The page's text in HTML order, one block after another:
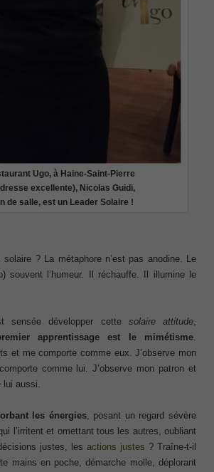
Ugo, à Haine-Saint-Pierre
excellente), Nicolas Guidi,
de salle, est un Leader Solaire !
? La métaphore n’est pas anodine. Le
souvent l’humeur. Il réchauffe. Il illumine le
sensée développer cette solaire attitude,
apprentissage est le mimétisme.
et me comporte comme eux. J’observe mon
comme lui. J’observe mon patron et
lui aussi.
les énergies, posant un regard sévère
l’irritent et omettant tous les autres, oubliant
justes, les actions justes ? Traîne-t-il
mains en poche, démarche molle, déplorant